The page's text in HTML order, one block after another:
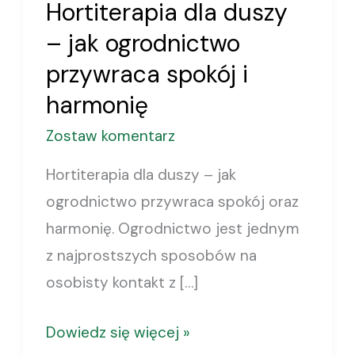
Hortiterapia dla duszy
– jak ogrodnictwo
przywraca spokój i
harmonię
Zostaw komentarz
Hortiterapia dla duszy – jak
ogrodnictwo przywraca spokój oraz
harmonię. Ogrodnictwo jest jednym
z najprostszych sposobów na
osobisty kontakt z […]
harmonię
Dowiedz się więcej »